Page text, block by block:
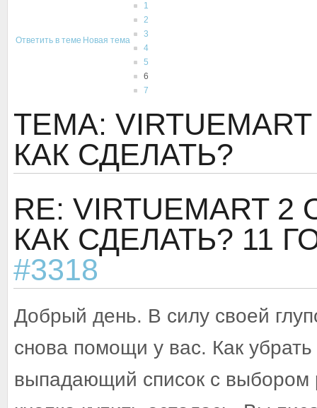
Ответить в теме Новая тема
1
2
3
4
5
6
7
ТЕМА:
КАК СДЕЛАТЬ?
RE: VIRTUEMART
КАК СДЕЛАТЬ? 11
#3318
Добрый день. В силу своей
снова помощи у вас. Как
выпадающий список с выбором